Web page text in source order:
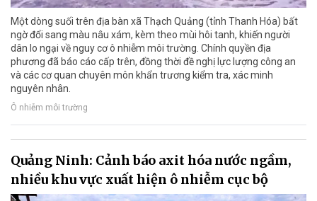
Một dòng suối trên địa bàn xã Thạch Quảng (tỉnh Thanh Hóa) bất
ngờ đổi sang màu nâu xám, kèm theo mùi hôi tanh, khiến người
dân lo ngại về nguy cơ ô nhiễm môi trường. Chính quyền địa
phương đã báo cáo cấp trên, đồng thời đề nghị lực lượng công an
và các cơ quan chuyên môn khẩn trương kiểm tra, xác minh
nguyên nhân.
Ô nhiễm môi trường
Quảng Ninh: Cảnh báo axit hóa nước ngầm,
nhiều khu vực xuất hiện ô nhiễm cục bộ